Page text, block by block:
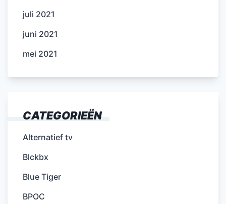
juli 2021
juni 2021
mei 2021
CATEGORIEËN
Alternatief tv
Blckbx
Blue Tiger
BPOC